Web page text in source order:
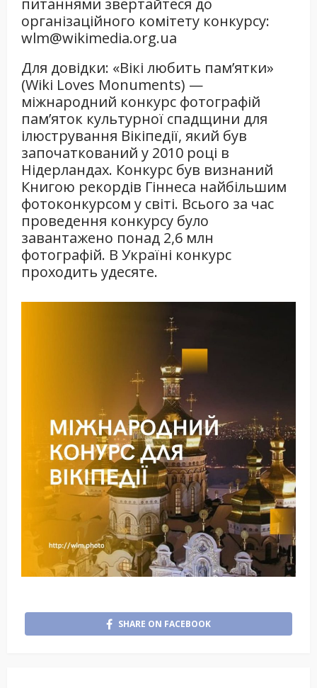
організаційного комітету конкурсу:
wlm@wikimedia.org.ua
Для довідки: «Вікі любить пам’ятки»
(Wiki Loves Monuments) —
міжнародний конкурс фотографій
пам’яток культурної спадщини для
ілюстрування Вікіпедії, який був
започаткований у 2010 році в
Нідерландах. Конкурс був визнаний
Книгою рекордів Гіннеса найбільшим
фотоконкурсом у світі. Всього за час
проведення конкурсу було
завантажено понад 2,6 млн
фотографій. В Україні конкурс
проходить удесяте.
SHARE ON FACEBOOK